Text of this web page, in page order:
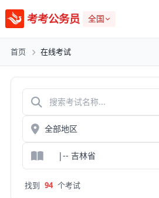
考考公务员 全国
首页 在线考试
找到 94 个考试